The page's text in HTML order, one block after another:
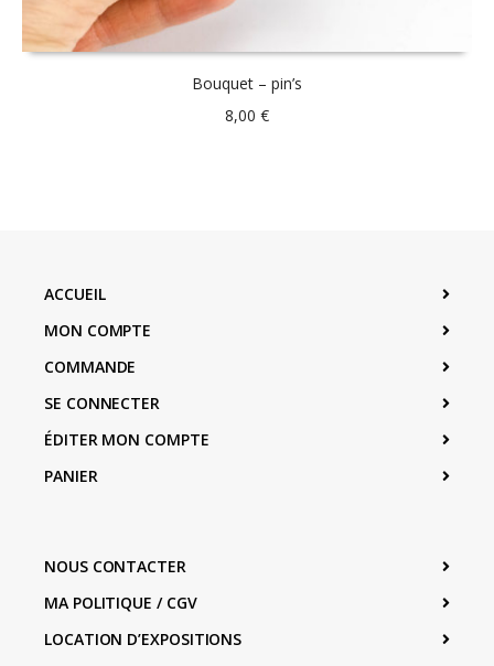
Bouquet – pin’s
8,00 €
ACCUEIL
MON COMPTE
COMMANDE
SE CONNECTER
ÉDITER MON COMPTE
PANIER
NOUS CONTACTER
MA POLITIQUE / CGV
LOCATION D’EXPOSITIONS